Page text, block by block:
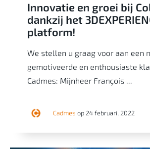
Innovatie en groei bij
dankzij het
platform!
We stellen u graag voor aan een
gemotiveerde en enthousiaste
Cadmes: Mijnheer François ...
Cadmes op 24 februari, 2022